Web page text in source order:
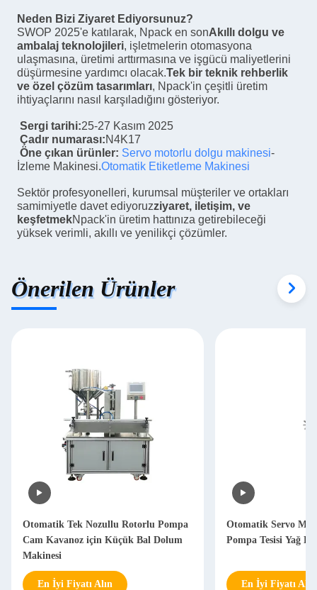
Neden Bizi Ziyaret Ediyorsunuz?
SWOP 2025'e katılarak, Npack en sonAkıllı dolgu ve
ambalaj teknolojileri, işletmelerin otomasyona
ulaşmasına, üretimi arttırmasına ve işgücü maliyetlerini
düşürmesine yardımcı olacak.Tek bir teknik rehberlik
ve özel çözüm tasarımları, Npack'in çeşitli üretim
ihtiyaçlarını nasıl karşıladığını gösteriyor.
Sergi tarihi:25-27 Kasım 2025
Çadır numarası:N4K17
Öne çıkan ürünler: Servo motorlu dolgu makinesi-
İzleme Makinesi.Otomatik Etiketleme Makinesi
Sektör profesyonelleri, kurumsal müşteriler ve ortakları
samimiyetle davet ediyoruzziyaret, iletişim, ve
keşfetmekNpack'in üretim hattınıza getirebileceği
yüksek verimli, akıllı ve yenilikçi çözümler.
Önerilen Ürünler
Otomatik Tek Nozullu Rotorlu Pompa
Cam Kavanoz için Küçük Bal Dolum
Makinesi
En İyi Fiyatı Alın
Otomatik Servo
Pompa Tesisi Yağ
En İyi Fiyatı Alın